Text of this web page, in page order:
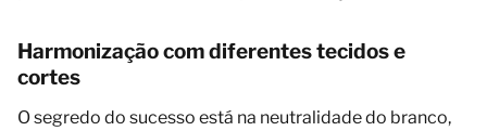
Harmonização com diferentes tecidos e
cortes
O segredo do sucesso está na neutralidade do branco,